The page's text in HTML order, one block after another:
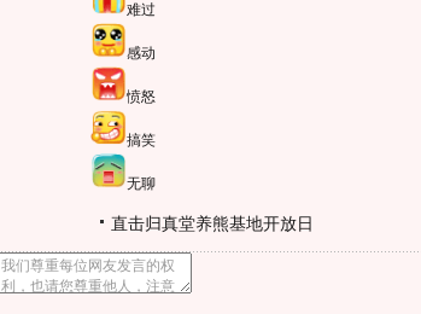
难过
感动
愤怒
搞笑
无聊
直击归真堂养熊基地开放日